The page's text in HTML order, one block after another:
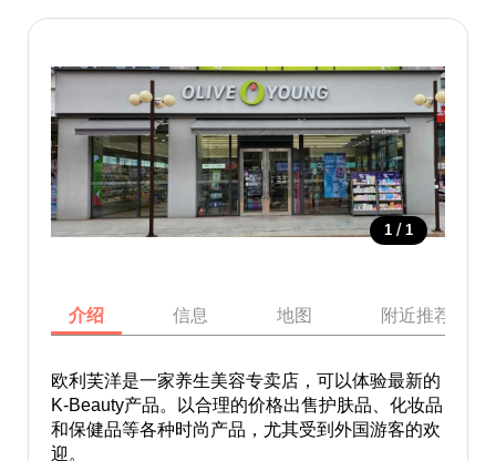
1 / 1
介绍 信息 地图 附近推荐景点
欧利芙洋是一家养生美容专卖店，可以体验最新的
K-Beauty产品。以合理的价格出售护肤品、化妆品
和保健品等各种时尚产品，尤其受到外国游客的欢
迎。